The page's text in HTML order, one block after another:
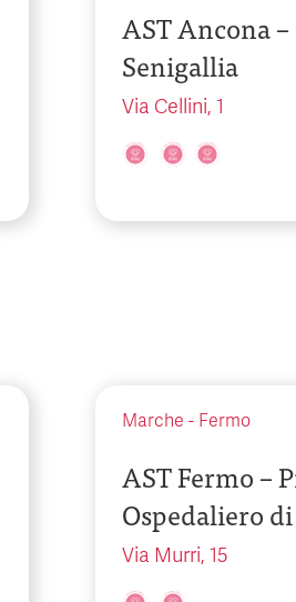
AST Ancona
Senigallia
Via Cellini, 1
Marche - Fermo
AST Fermo –
Ospedaliero
Via Murri, 15